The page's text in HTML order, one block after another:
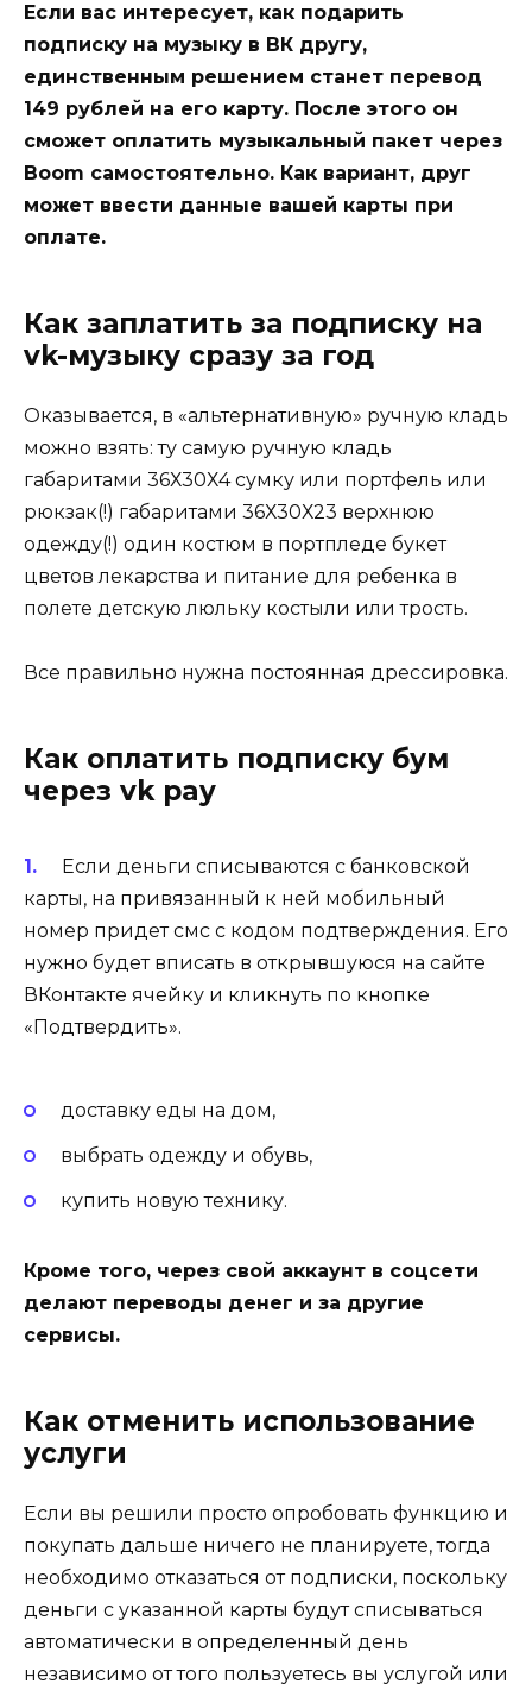
Если вас интересует, как подарить
подписку на музыку в ВК другу,
единственным решением станет перевод
149 рублей на его карту. После этого он
сможет оплатить музыкальный пакет через
Boom самостоятельно. Как вариант, друг
может ввести данные вашей карты при
оплате.
Как заплатить за подписку на
vk-музыку сразу за год
Оказывается, в «альтернативную» ручную кладь
можно взять: ту самую ручную кладь
габаритами 36Х30Х4 сумку или портфель или
рюкзак(!) габаритами 36Х30Х23 верхнюю
одежду(!) один костюм в портпледе букет
цветов лекарства и питание для ребенка в
полете детскую люльку костыли или трость.
Все правильно нужна постоянная дрессировка.
Как оплатить подписку бум
через vk pay
Если деньги списываются с банковской
карты, на привязанный к ней мобильный
номер придет смс с кодом подтверждения. Его
нужно будет вписать в открывшуюся на сайте
ВКонтакте ячейку и кликнуть по кнопке
«Подтвердить».
доставку еды на дом,
выбрать одежду и обувь,
купить новую технику.
Кроме того, через свой аккаунт в соцсети
делают переводы денег и за другие
сервисы.
Как отменить использование
услуги
Если вы решили просто опробовать функцию и
покупать дальше ничего не планируете, тогда
необходимо отказаться от подписки, поскольку
деньги с указанной карты будут списываться
автоматически в определенный день
независимо от того пользуетесь вы услугой или